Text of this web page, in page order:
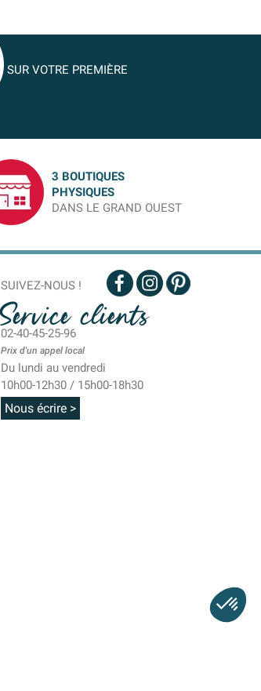
SUR VOTRE PREMIÈRE
3 BOUTIQUES
PHYSIQUES
DANS LE GRAND OUEST
SUIVEZ-NOUS !
Service clients
02-40-45-25-96
Prix d'un appel local
Du lundi au vendredi
10h00-12h30 / 15h00-18h30
Nous écrire >